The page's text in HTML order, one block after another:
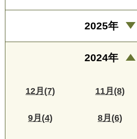
2025年
2024年
12月(7) 11月(8)
9月(4) 8月(6)